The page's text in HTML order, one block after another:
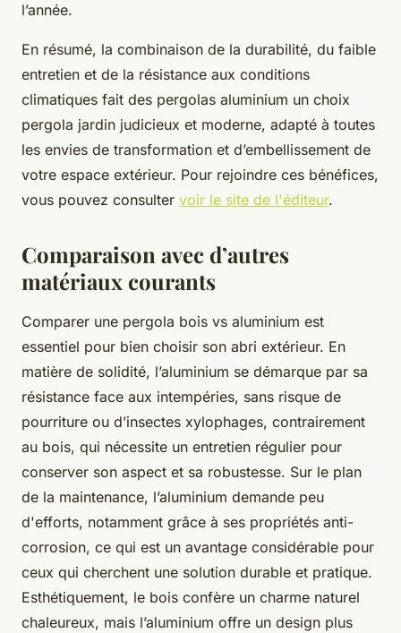
l’année.
En résumé, la combinaison de la durabilité, du faible
entretien et de la résistance aux conditions
climatiques fait des pergolas aluminium un choix
pergola jardin judicieux et moderne, adapté à toutes
les envies de transformation et d’embellissement de
votre espace extérieur. Pour rejoindre ces bénéfices,
vous pouvez consulter voir le site de l'éditeur.
Comparaison avec d’autres
matériaux courants
Comparer une pergola bois vs aluminium est
essentiel pour bien choisir son abri extérieur. En
matière de solidité, l’aluminium se démarque par sa
résistance face aux intempéries, sans risque de
pourriture ou d’insectes xylophages, contrairement
au bois, qui nécessite un entretien régulier pour
conserver son aspect et sa robustesse. Sur le plan
de la maintenance, l’aluminium demande peu
d'efforts, notamment grâce à ses propriétés anti-
corrosion, ce qui est un avantage considérable pour
ceux qui cherchent une solution durable et pratique.
Esthétiquement, le bois confère un charme naturel
chaleureux, mais l’aluminium offre un design plus